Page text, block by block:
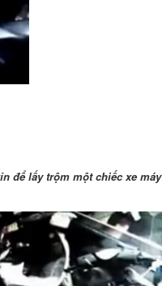
để lấy trộm một chiếc xe